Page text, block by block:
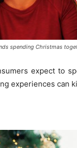
spending Christmas
expect to
experiences can